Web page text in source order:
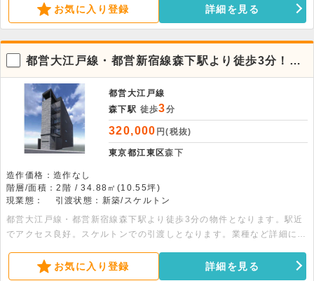
お気に入り登録 詳細を見る
都営大江戸線・都営新宿線森下駅より徒歩3分！2
階店舗物件。
都営大江戸線
森下駅 徒歩3分
320,000 円(税抜)
東京都江東区森下
造作価格：造作なし
階層/面積：2階 / 34.88㎡(10.55坪)
現業態：
引渡状態：新築/スケルトン
都営大江戸線・都営新宿線森下駅より徒歩3分の物件となります。駅近
でアクセス良好。スケルトンでの引渡しとなります。業種など詳細につ
お気に入り登録 詳細を見る